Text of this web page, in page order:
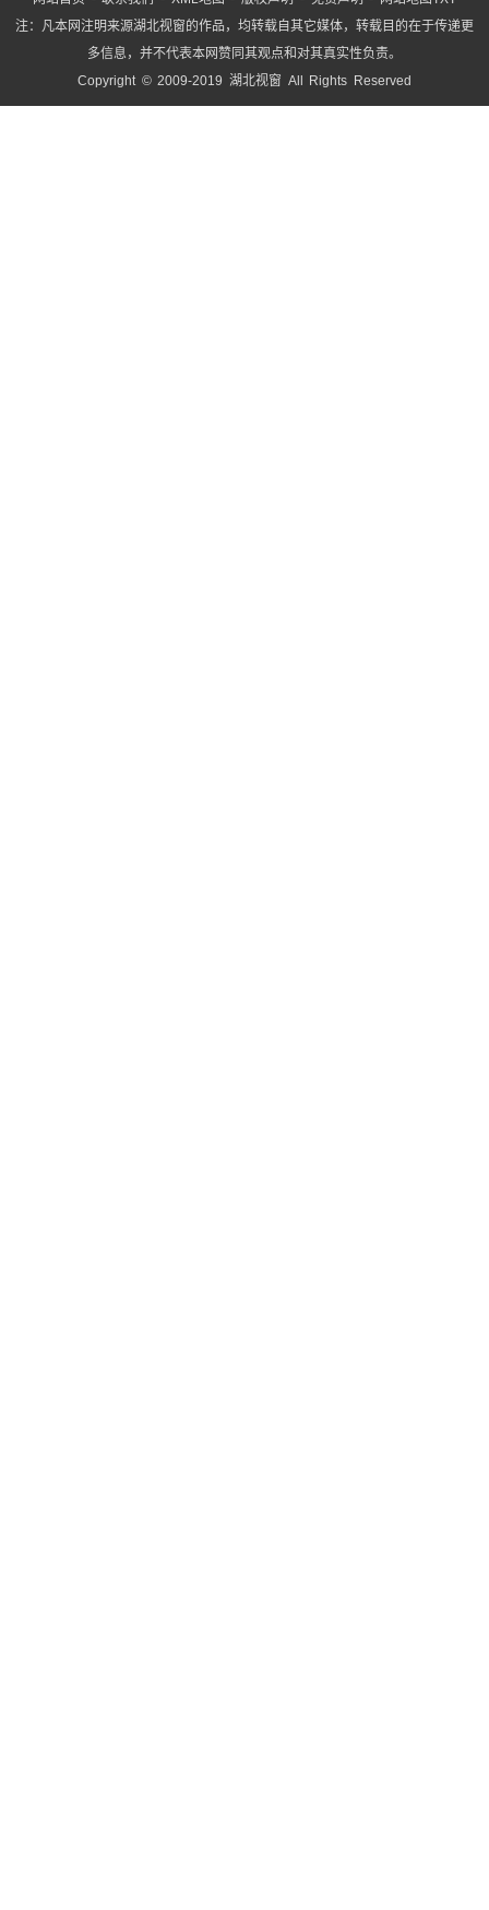
注：凡本网注明来源湖北视窗的作品，均转载自其它媒体，转载目的在于传递更
多信息，并不代表本网赞同其观点和对其真实性负责。
Copyright © 2009-2019 湖北视窗 All Rights Reserved